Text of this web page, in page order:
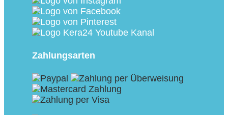
Zahlungsarten